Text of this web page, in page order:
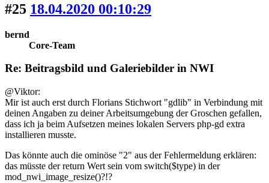
#25 18.04.2020 00:10:29
bernd
Core-Team
Re: Beitragsbild und Galeriebilder in NWI
@Viktor:
Mir ist auch erst durch Florians Stichwort "gdlib" in Verbindung mit
deinen Angaben zu deiner Arbeitsumgebung der Groschen gefallen,
dass ich ja beim Aufsetzen meines lokalen Servers php-gd extra
installieren musste.
Das könnte auch die ominöse "2" aus der Fehlermeldung erklären:
das müsste der return Wert sein vom switch($type) in der
mod_nwi_image_resize()?!?